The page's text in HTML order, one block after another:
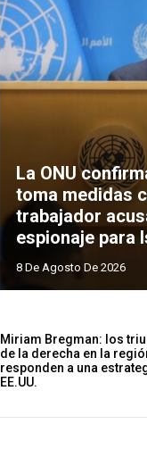
La ONU
toma medidas
trabajador
espionaje para
8 De Agosto De 2026
Miriam Bregman: los
de la derecha en la
responden a una
EE.UU.